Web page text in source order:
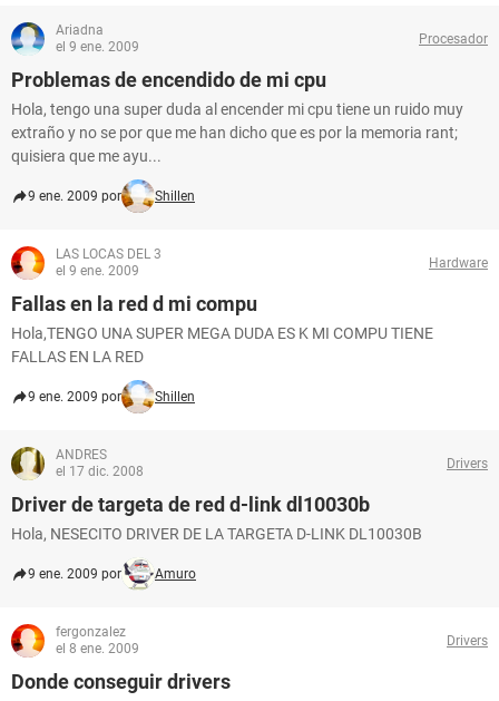
Ariadna
el 9 ene. 2009
Procesador
Problemas de encendido de mi cpu
Hola, tengo una super duda al encender mi cpu tiene un ruido muy
extraño y no se por que me han dicho que es por la memoria rant;
quisiera que me ayu...
9 ene. 2009 por Shillen
LAS LOCAS DEL 3
el 9 ene. 2009
Hardware
Fallas en la red d mi compu
Hola,TENGO UNA SUPER MEGA DUDA ES K MI COMPU TIENE
FALLAS EN LA RED
9 ene. 2009 por Shillen
ANDRES
el 17 dic. 2008
Drivers
Driver de targeta de red d-link dl10030b
Hola, NESECITO DRIVER DE LA TARGETA D-LINK DL10030B
9 ene. 2009 por Amuro
fergonzalez
el 8 ene. 2009
Drivers
Donde conseguir drivers